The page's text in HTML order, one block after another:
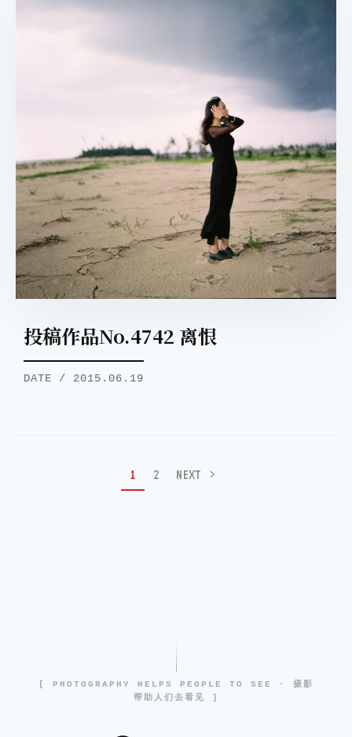
投稿作品No.4742 离恨
DATE / 2015.06.19
1 2 NEXT
[ PHOTOGRAPHY HELPS PEOPLE TO SEE · 摄影
帮助人们去看见 ]